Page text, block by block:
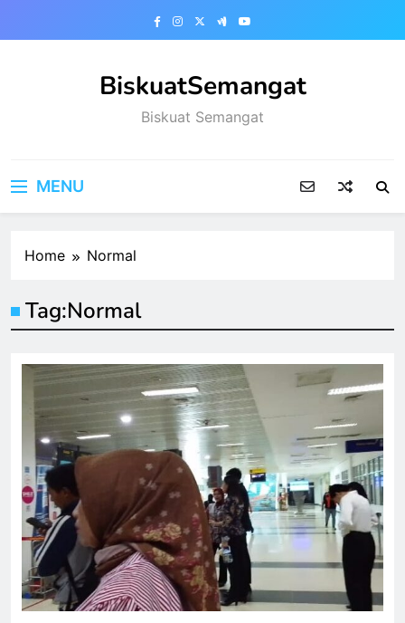
BiskuatSemangat
Biskuat Semangat
MENU
Home Normal
Tag:Normal